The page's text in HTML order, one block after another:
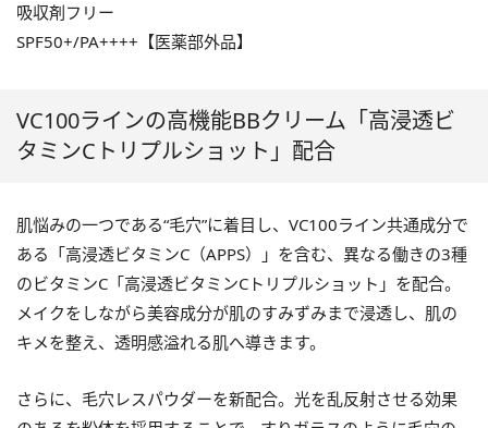
吸収剤フリー
SPF50+/PA++++【医薬部外品】
VC100ラインの高機能BBクリーム「高浸透ビ
タミンCトリプルショット」配合
肌悩みの一つである“毛穴”に着目し、VC100ライン共通成分で
ある「高浸透ビタミンC（APPS）」を含む、異なる働きの3種
のビタミンC「高浸透ビタミンCトリプルショット」を配合。
メイクをしながら美容成分が肌のすみずみまで浸透し、肌の
キメを整え、透明感溢れる肌へ導きます。
さらに、毛穴レスパウダーを新配合。光を乱反射させる効果